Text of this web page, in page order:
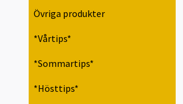
Övriga produkter
*Vårtips*
*Sommartips*
*Hösttips*